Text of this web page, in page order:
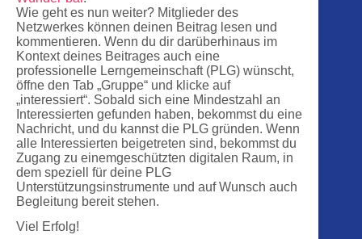
Wie geht es nun weiter? Mitglieder des
Netzwerkes können deinen Beitrag lesen und
kommentieren. Wenn du dir darüberhinaus im
Kontext deines Beitrages auch eine
professionelle Lerngemeinschaft (PLG) wünscht,
öffne den Tab „Gruppe“ und klicke auf
„interessiert“. Sobald sich eine Mindestzahl an
Interessierten gefunden haben, bekommst du eine
Nachricht, und du kannst die PLG gründen. Wenn
alle Interessierten beigetreten sind, bekommst du
Zugang zu einemgeschützten digitalen Raum, in
dem speziell für deine PLG
Unterstützungsinstrumente und auf Wunsch auch
Begleitung bereit stehen.
Viel Erfolg!